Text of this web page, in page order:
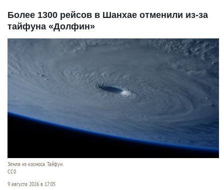
Более 1300 рейсов в Шанхае отменили из-за
тайфуна «Долфин»
Земля из космоса. Тайфун.
СС0
9 августа 2026 в 17:05